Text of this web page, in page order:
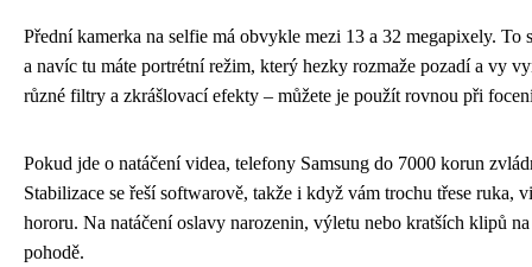
Přední kamerka na selfie má obvykle mezi 13 a 32 megapixely. To
a navíc tu máte portrétní režim, který hezky rozmaže pozadí a vy
různé filtry a zkrášlovací efekty – můžete je použít rovnou při
Pokud jde o natáčení videa, telefony Samsung do 7000 korun
Stabilizace se řeší softwarově, takže i když vám trochu třese ruka,
hororu. Na natáčení oslavy narozenin, výletu nebo kratších klipů
pohodě.